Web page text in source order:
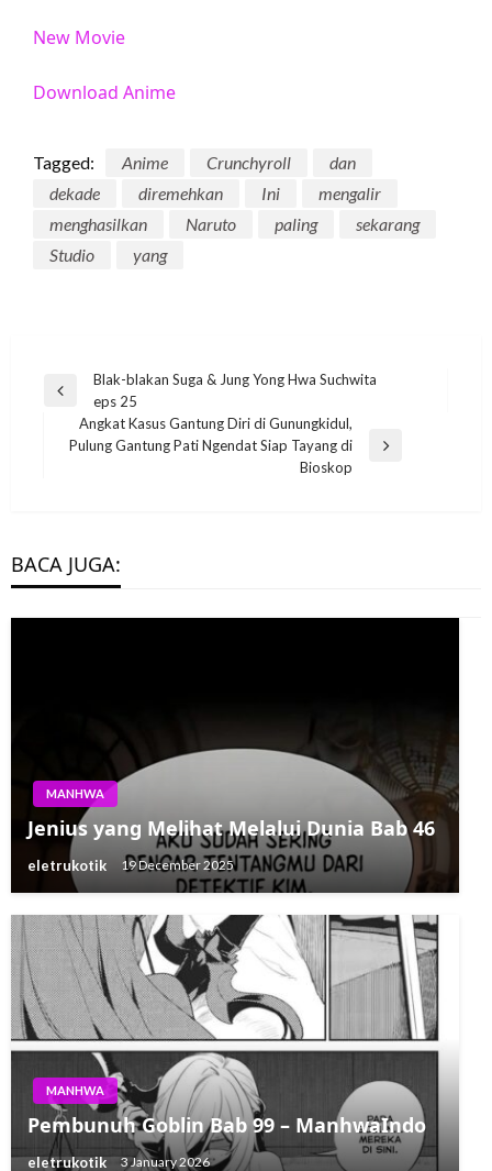
New Movie
Download Anime
Tagged: Anime Crunchyroll
dan
dekade
diremehkan Ini
mengalir
menghasilkan
Naruto paling
sekarang
Studio
yang
Post
navigation
Previous
Blak-blakan Suga & Jung Yong Hwa Suchwita
eps 25
Next
Angkat Kasus Gantung Diri di Gunungkidul,
Pulung Gantung Pati Ngendat Siap Tayang di
Bioskop
BACA JUGA:
MANHWA
Jenius yang Melihat Melalui Dunia Bab 46
eletrukotik 19 December 2025
MANHWA
Pembunuh Goblin Bab 99 – ManhwaIndo
eletrukotik 3 January 2026